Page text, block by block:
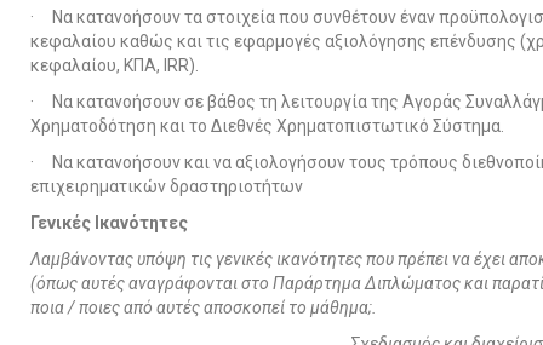
· Να κατανοήσουν τα στοιχεία που συνθέτουν έναν
κεφαλαίου καθώς και τις εφαρμογές αξιολόγησης επένδυσης
κεφαλαίου, ΚΠΑ, IRR).
· Να κατανοήσουν σε βάθος τη λειτουργία της Αγοράς
Χρηματοδότηση και το Διεθνές Χρηματοπιστωτικό Σύστημα.
· Να κατανοήσουν και να αξιολογήσουν τους τρόπους
επιχειρηματικών δραστηριοτήτων
Γενικές Ικανότητες
Λαμβάνοντας υπόψη τις γενικές ικανότητες που πρέπει να έχει
(όπως αυτές αναγράφονται στο Παράρτημα Διπλώματος και
ποια / ποιες από αυτές αποσκοπεί το μάθημα;.